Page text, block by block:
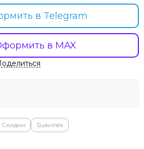
в Telegram
в MAX
Скидки Suavinex